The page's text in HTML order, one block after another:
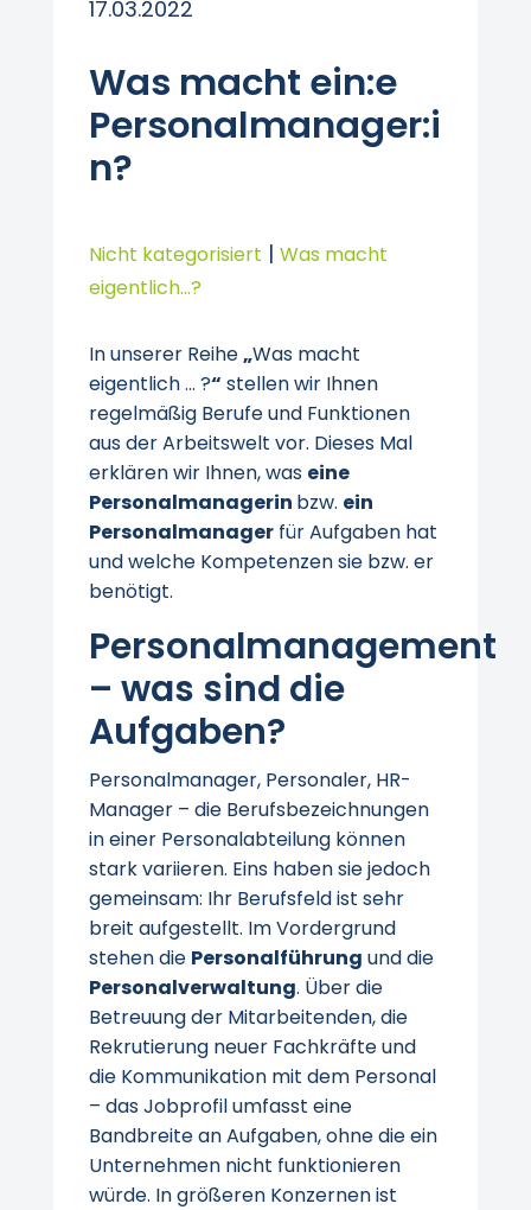
17.03.2022
Was macht ein:e
Personalmanager:i
n?
Nicht kategorisiert | Was macht
eigentlich...?
In unserer Reihe„Was macht
eigentlich … ?“ stellen wir Ihnen
regelmäßig Berufe und Funktionen
aus der Arbeitswelt vor. Dieses Mal
erklären wir Ihnen, was eine
Personalmanagerin bzw. ein
Personalmanagerfür Aufgaben hat
und welche Kompetenzen sie bzw. er
benötigt.
Personalmanagement
– was sind die
Aufgaben?
Personalmanager, Personaler, HR-
Manager – die Berufsbezeichnungen
in einer Personalabteilung können
stark variieren. Eins haben sie jedoch
gemeinsam: Ihr Berufsfeld ist sehr
breit aufgestellt. Im Vordergrund
stehen die Personalführung und die
Personalverwaltung. Über die
Betreuung der Mitarbeitenden, die
Rekrutierung neuer Fachkräfte und
die Kommunikation mit dem Personal
– das Jobprofil umfasst eine
Bandbreite an Aufgaben, ohne die ein
Unternehmen nicht funktionieren
würde. In größeren Konzernen ist